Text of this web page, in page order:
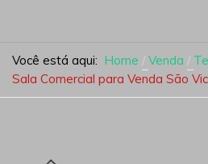
Você está aqui: Home Venda
Sala Comercial para Venda São